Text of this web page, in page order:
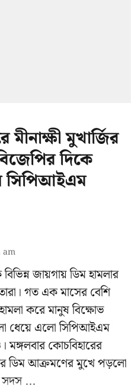
মুখার্জির
দিকে
am
জায়গায় ডিম হামলার
গত এক মাসের বেশি
করে মানুষ বিক্ষোভ
ধেয়ে এলোসিপিআইএম
মঙ্গলবার কোচবিহারের
ডিম আক্রমণের মুখে পড়লো
সদস ...